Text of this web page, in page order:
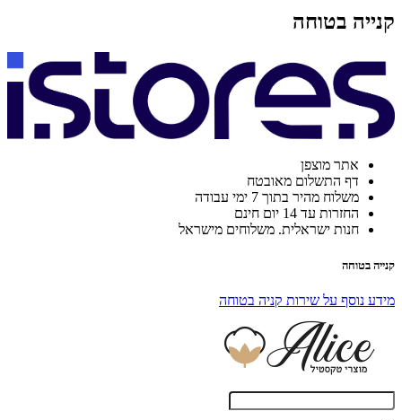
קנייה בטוחה
אתר מוצפן
דף התשלום מאובטח
משלוח מהיר בתוך 7 ימי עבודה
החזרות עד 14 יום חינם
חנות ישראלית. משלוחים מישראל
קנייה בטוחה
מידע נוסף על שירות קניה בטוחה